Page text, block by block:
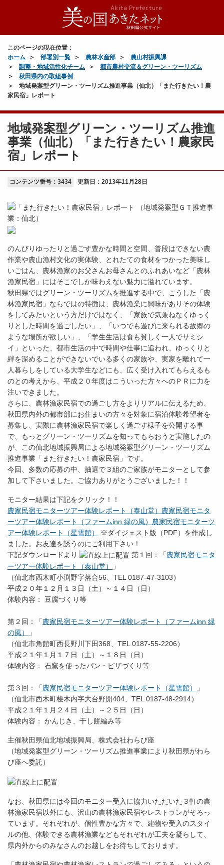
このページの現在位置：
ホーム
部署別一覧 農林水産部
農山村振興課
調整・地域活性化チーム
都市農村交流＆グリーン・ツーリズム
秋田県内の取組事例
地域発案型グリーン・ツーリズム推進事業（仙北）「また行きたい！農
家民宿」レポート
地域発案型グリーン・ツーリズム推進
事業（仙北）「また行きたい！農家民
宿」レポート
コンテンツ番号：3434 更新日： 2013年11月28日
のんびりゆったりと過ごす豊かな時間と空間、普段はできない農
作業や農山漁村文化の実体験、とれたての食材をつかった美味し
いごはん、農林漁家のお父さんお母さんとのふれあいなど「農林
漁家民宿」にはそこでしか味わえない魅力に溢れています。
秋田県ではグリーン・ツーリズムを推進する中で、こうした「農
林漁家民宿」ならではの特徴は、農林漁業に興味がありその体験
をしてみたいという方だけではなく、「家族で気兼ねなくゆっく
りとした時間を過ごしたい」、「いつでも遊びに来られる故郷の
ような場所が欲しい」、「学生生活は食も貧しく一人でサミシ
イ」といった、都市生活の中で時間や仕事に追われ、ゆっくりと
絆を深めることができないでいる多くの家族や、実家を離れて一
人暮らしをしている大学生などにも、広く受け入れてもらえるも
のとの考えから、平成２０年度はこういった方々へのＰＲに力を
注いできました。
さらに、農林漁家民宿での過ごし方をよりリアルに伝えるため、
秋田県内外の都市部にお住まいの方々を対象に宿泊体験希望者を
募集し、実際に農林漁家民宿で楽しく過ごす様子を公開する事
で、もっとグリーン・ツーリズムを知ってもらおうと実施したの
が、この仙北地域振興局による地域発案型グリーン・ツーリズム
推進事業「また行きたい！農家民宿」です。
今回、多数の応募の中、抽選で３組のご家族がモニターとして参
加して下さいました。ご協力ありがとうございました！！
モニター結果は下記をクリック！！
農家民宿モニターツアー体験レポート（泰山堂） 農家民宿モニタ
ーツアー体験レポート（ファームinn 緑の風） 農家民宿モニターツ
アー体験レポート（星雪館）
※ダイジェスト版（PDF）を作成し
ました。お友達を誘うのにご利用下さい！
下記ダウンロードより
第１回：「農家民宿モニタ
ーツアー体験レポート（泰山堂）
」
（仙北市西木町小渕野字落合56、TEL 0187-47-3103）
平成２０年１２月１３日（土）～１４日（日）
体験内容： 豆腐づくり等
第２回：「農家民宿モニターツアー体験レポート（ファームinn 緑
の風）
」
（仙北市角館町西長野川下田368、TEL 0187-55-2206）
平成２１年１月１７日（土）～１８日（日）
体験内容： 石窯を使ったパン・ピザづくり等
第３回：「農家民宿モニターツアー体験レポート（星雪館）
」
（仙北市西木町桧木内字大台野開404、TEL 0187-48-2914）
平成２１年１月２４日（土）～２５日（日）
体験内容： かんじき、干し餅編み等
主催秋田県仙北地域振興局、株式会社わらび座
（地域発案型グリーン・ツーリズム推進事業により秋田県がわら
び座へ委託）
なお、秋田県には今回のモニター受入に協力いただいた３軒の農
林漁家民宿以外にも、沢山の農林漁家民宿やレストランがそろっ
ています。それぞれが、個性豊かな方々で、建物や受入のスタイ
ルの他、体験できる農林漁業などもそれぞれが工夫を凝らして、
県内外からのみなさんのお越しをお待ちしております。